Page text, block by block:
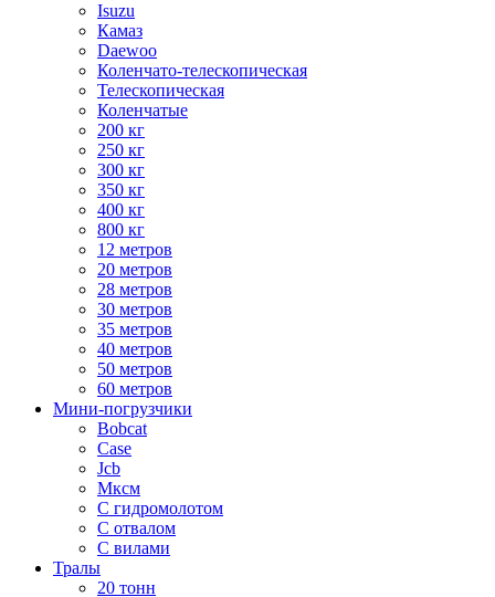
Isuzu
Камаз
Daewoo
Коленчато-телескопическая
Телескопическая
Коленчатые
200 кг
250 кг
300 кг
350 кг
400 кг
800 кг
12 метров
20 метров
28 метров
30 метров
35 метров
40 метров
50 метров
60 метров
Мини-погрузчики
Bobcat
Case
Jcb
Мксм
С гидромолотом
С отвалом
С вилами
Тралы
20 тонн